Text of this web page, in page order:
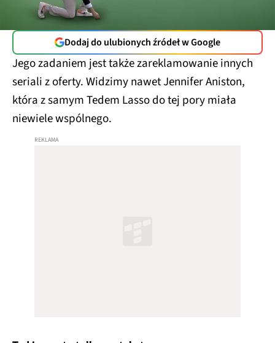
Dodaj do ulubionych źródeł w Google
Jego zadaniem jest także zareklamowanie innych
seriali z oferty. Widzimy nawet Jennifer Aniston,
która z samym Tedem Lasso do tej pory miała
niewiele wspólnego.